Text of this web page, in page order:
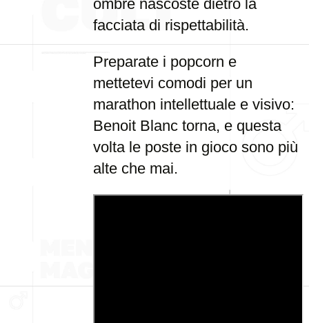
ombre nascoste dietro la
facciata di rispettabilità.
Preparate i popcorn e
mettetevi comodi per un
marathon intellettuale e visivo:
Benoit Blanc torna, e questa
volta le poste in gioco sono più
alte che mai.